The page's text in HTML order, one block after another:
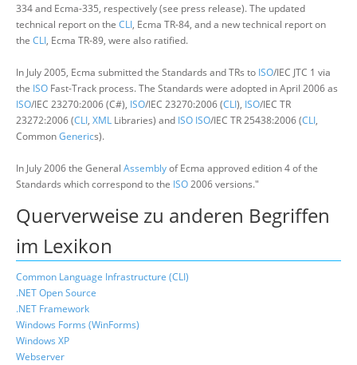
334 and Ecma-335, respectively (see press release). The updated
technical report on the CLI, Ecma TR-84, and a new technical report on
the CLI, Ecma TR-89, were also ratified.
In July 2005, Ecma submitted the Standards and TRs to ISO/IEC JTC 1 via
the ISO Fast-Track process. The Standards were adopted in April 2006 as
ISO/IEC 23270:2006 (C#), ISO/IEC 23270:2006 (CLI), ISO/IEC TR
23272:2006 (CLI, XML Libraries) and ISO ISO/IEC TR 25438:2006 (CLI,
CommonGenerics).
In July 2006 the General Assemblyof Ecma approved edition 4 of the
Standards which correspond to the ISO2006 versions."
Querverweise zu anderen Begriffen
im Lexikon
Common Language Infrastructure (CLI)
.NET Open Source
.NET Framework
Windows Forms (WinForms)
Windows XP
Webserver